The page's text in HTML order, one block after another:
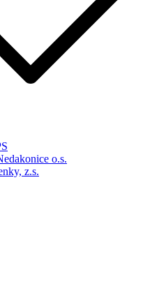
o.s.
z.s.